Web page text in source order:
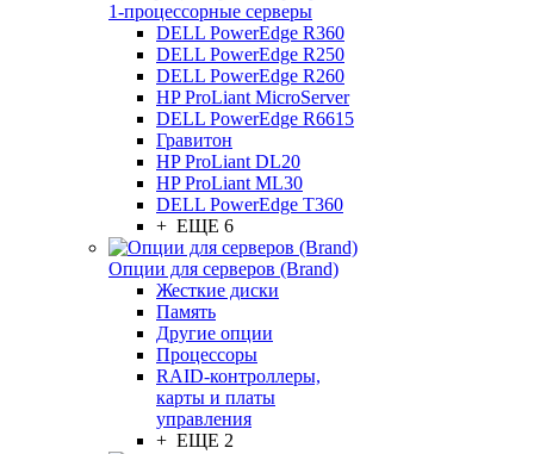
1-процессорные серверы
DELL PowerEdge R360
DELL PowerEdge R250
DELL PowerEdge R260
HP ProLiant MicroServer
DELL PowerEdge R6615
Гравитон
HP ProLiant DL20
HP ProLiant ML30
DELL PowerEdge T360
+ ЕЩЕ 6
Опции для серверов (Brand)
Жесткие диски
Память
Другие опции
Процессоры
RAID-контроллеры,
карты и платы
управления
+ ЕЩЕ 2